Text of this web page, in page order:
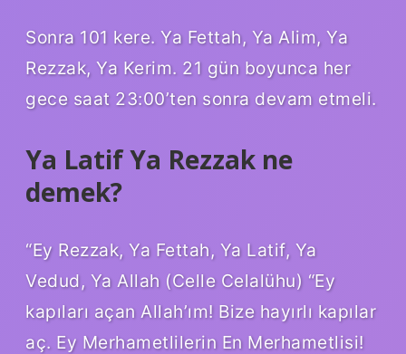
Sonra 101 kere. Ya Fettah, Ya Alim, Ya
Rezzak, Ya Kerim. 21 gün boyunca her
gece saat 23:00’ten sonra devam etmeli.
Ya Latif Ya Rezzak ne
demek?
“Ey Rezzak, Ya Fettah, Ya Latif, Ya
Vedud, Ya Allah (Celle Celalühu) “Ey
kapıları açan Allah’ım! Bize hayırlı kapılar
aç. Ey Merhametlilerin En Merhametlisi!